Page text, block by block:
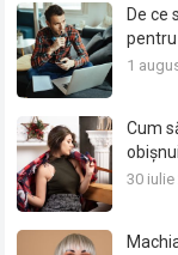
De ce
1
Cum
30 iulie